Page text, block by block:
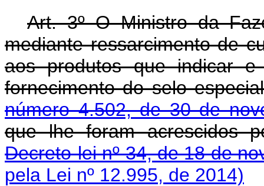
Art. 3º O Ministro da
mediante ressarcimento de
aos produtos que indicar
fornecimento do selo
número 4.502, de 30 de
que lhe foram acrescidos
Decreto-lei nº 34, de 18 de
pela Lei nº 12.995, de 2014)